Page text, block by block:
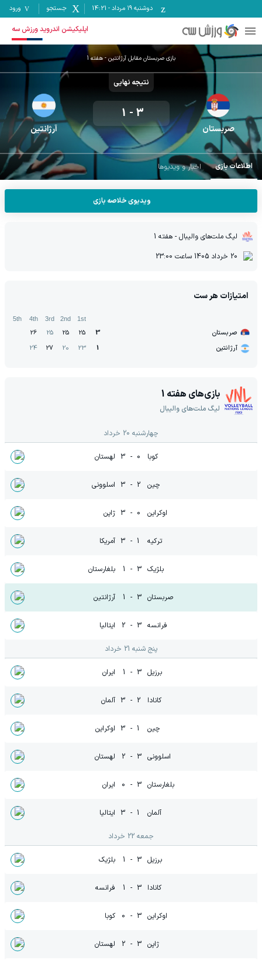
دوشنبه ۱۹ مرداد -
14:21 جستجو ورود
اپلیکیشن اندروید ورزش سه
بازیصربستان مقابلآرژانتین - هفته1
نتیجه نهایی
صربستان
3
-
1
آرژانتین
اطلاعات بازی اخبار و ویدیوها
ویدیوی خلاصه بازی
لیگ ملت‌های والیبال - هفته 1
20 خرداد 1405
ساعت 23:00
امتیازات هر ست
1st
2nd
3rd
4th
5th
صربستان 3
25
25
25
26
آرژانتین
1
23
20
27
24
بازی‌های هفته 1
لیگ ملت‌های والیبال
چهارشنبه 20 خرداد
کوبا 0
-
3 لهستان
چین 2
-
3 اسلوونی
اوکراین 0
-
3 ژاپن
ترکیه 1
-
3 آمریکا
بلژیک 3
-
1 بلغارستان
صربستان 3
-
1 آرژانتین
فرانسه 3
-
2 ایتالیا
پنج شنبه 21 خرداد
برزیل 3
-
1 ایران
کانادا 2
-
3 آلمان
چین 1
-
3 اوکراین
اسلوونی 3
-
2 لهستان
بلغارستان 3
-
0 ایران
آلمان 1
-
3 ایتالیا
جمعه 22 خرداد
برزیل 3
-
1 بلژیک
کانادا 3
-
1 فرانسه
اوکراین 3
-
0 کوبا
ژاپن 3
-
2 لهستان